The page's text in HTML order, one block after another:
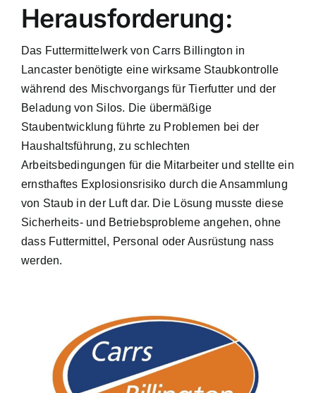
Herausforderung:
Das Futtermittelwerk von Carrs Billington in
Lancaster benötigte eine wirksame Staubkontrolle
während des Mischvorgangs für Tierfutter und der
Beladung von Silos. Die übermäßige
Staubentwicklung führte zu Problemen bei der
Haushaltsführung, zu schlechten
Arbeitsbedingungen für die Mitarbeiter und stellte ein
ernsthaftes Explosionsrisiko durch die Ansammlung
von Staub in der Luft dar. Die Lösung musste diese
Sicherheits- und Betriebsprobleme angehen, ohne
dass Futtermittel, Personal oder Ausrüstung nass
werden.